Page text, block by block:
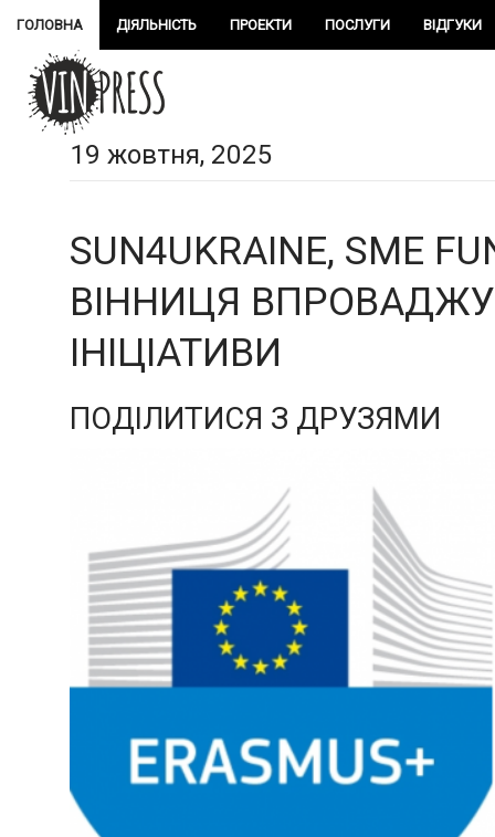
ГОЛОВНА ДІЯЛЬНІСТЬ ПРОЕКТИ ПОСЛУГИ ВІДГУКИ
19 жовтня, 2025
SUN4UKRAINE, SME
ВІННИЦЯ
ІНІЦІАТИВИ
ПОДІЛИТИСЯ З ДРУЗЯМИ